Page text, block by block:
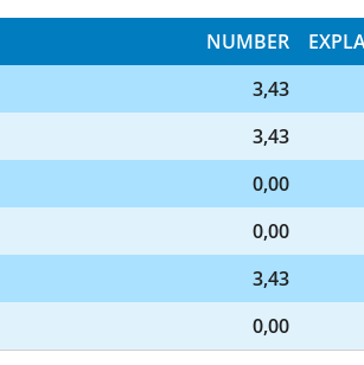
NUMBER
3,43
3,43
0,00
0,00
3,43
0,00